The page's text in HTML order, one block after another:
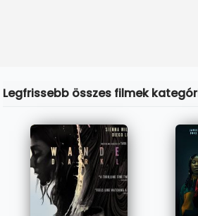
Legfrissebb összes filmek